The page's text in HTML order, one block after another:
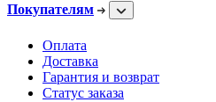
Покупателям
Оплата
Доставка
Гарантия и возврат
Статус заказа